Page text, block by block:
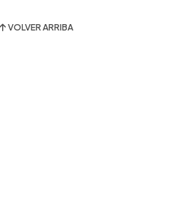
VOLVER ARRIBA